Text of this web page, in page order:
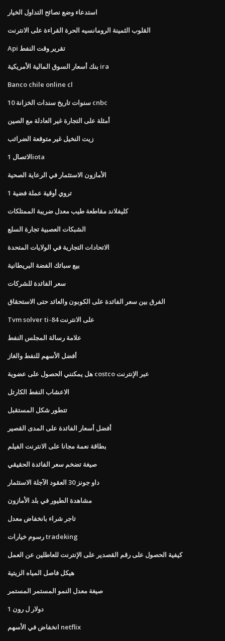
استدعاء وضع نصائح التداول الخيار
القلوب الثمينة الرومانسيه الحرة القراءة على الانترنت
Api تقرير وقت النفط
بنك أسعار السوق المالية الأمريكية ira
Banco chile online cl
10 سنوات تاريخ سندات الخزانة cnbc
أمثلة على التجارة غير العادلة مع الصين
زيت النخيل غير متوقعة الضرائب
الاتصال 1iota
الأمازون الاستثمار في الرعاية الصحية
1 تروي أوقية عملة فضية
كليفلاند مقاطعة طيب معدل ضريبة الممتلكات
الشبكات العصبية تجارة السلع
الاتحادات التجارية في الولايات المتحدة
بيع سبائك الفضة البريطانية
سعر الفائدة للشركات
الفرق بين سعر الفائدة على الكوبون والعائد حتى الاستحقاق
Tvm solver ti-84 على الانترنت
علامة رسالة المجلس النفط
أفضل الأسهم للنفط والغاز
هل يمكنني الحصول على عضوية costco عبر الإنترنت
الاعشاب النفط الكارتل
تتطور شكل المستقبل
أفضل أسعار الفائدة على المدى القصير
بطاقة نعمة مجانا على الانترنت الفيلم
صيغة تضخم سعر الفائدة الحقيقي
داو جونز 30 العقود الآجلة الاستثمار
مشاهدة الطيور في بلد الأمازون
تاجر شراء بانخفاض معدل
رسوم خيارات tradeking
كيفية الحصول على رقم القصدير على الإنترنت للعاطلين عن العمل
هيكل فاصل المياه الزيتية
صيغة معدل النمو المستمر المستمر
1 دولار ل رون
انخفاض في الأسهم netflix